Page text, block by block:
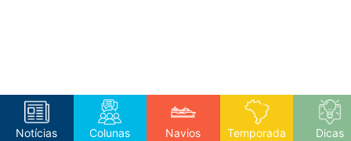
Notícias Colunas Navios Temporada Dicas